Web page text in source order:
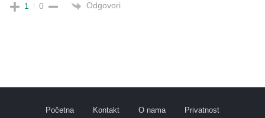
1 0 Odgovori
Početna Kontakt O nama Privatnost